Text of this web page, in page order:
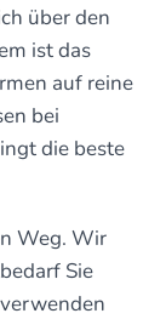
über den
ist das
auf reine
bei
die beste
Weg. Wir
Sie